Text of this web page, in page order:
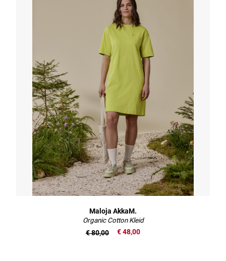
Maloja AkkaM.
Organic Cotton Kleid
€ 48,00
€ 80,00